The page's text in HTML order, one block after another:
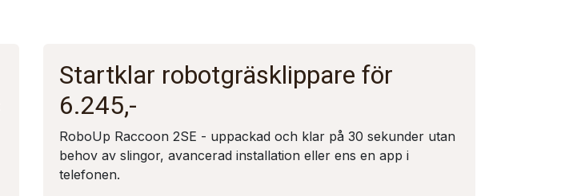
Startklar robotgräsklippare för
6.245,-
RoboUp Raccoon 2SE - uppackad och klar på 30 sekunder utan
behov av slingor, avancerad installation eller ens en app i
telefonen.